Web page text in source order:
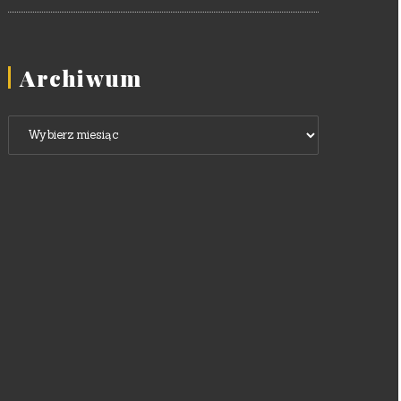
Archiwum
Archiwum